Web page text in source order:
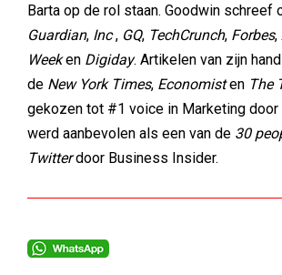
Barta op de rol staan. Goodwin schreef
Guardian, Inc, GQ, TechCrunch, Forbes,
Weeken Digiday. Artikelen van zijn
de New York Times, Economisten The
gekozen tot #1 voice in Marketing door
werd aanbevolen als een van de 30
Twitterdoor Business Insider.